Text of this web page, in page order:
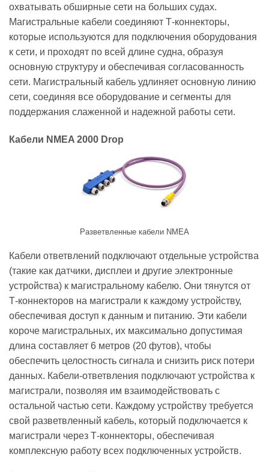
охватывать обширные сети на больших судах.
Магистральные кабели соединяют Т-коннекторы,
которые используются для подключения оборудования
к сети, и проходят по всей длине судна, образуя
основную структуру и обеспечивая согласованность
сети. Магистральный кабель удлиняет основную линию
сети, соединяя все оборудование и сегменты для
поддержания слаженной и надежной работы сети.
Кабели NMEA 2000 Drop
Разветвленные кабели NMEA
Кабели ответвлений подключают отдельные устройства
(такие как датчики, дисплеи и другие электронные
устройства) к магистральному кабелю. Они тянутся от
Т-коннекторов на магистрали к каждому устройству,
обеспечивая доступ к данным и питанию. Эти кабели
короче магистральных, их максимально допустимая
длина составляет 6 метров (20 футов), чтобы
обеспечить целостность сигнала и снизить риск потери
данных. Кабели-ответвления подключают устройства к
магистрали, позволяя им взаимодействовать с
остальной частью сети. Каждому устройству требуется
свой разветвленный кабель, который подключается к
магистрали через Т-коннекторы, обеспечивая
комплексную работу всех подключенных устройств.